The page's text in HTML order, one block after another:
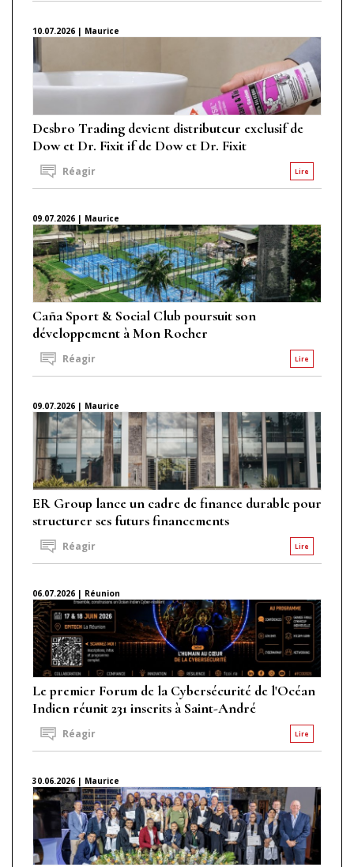
10.07.2026 | Maurice
Desbro Trading devient distributeur exclusif de
Dow et Dr. Fixit if de Dow et Dr. Fixit
Lire
Réagir
09.07.2026 | Maurice
Caña Sport & Social Club poursuit son
développement à Mon Rocher
Lire
Réagir
09.07.2026 | Maurice
ER Group lance un cadre de finance durable pour
structurer ses futurs financements
Lire
Réagir
06.07.2026 | Réunion
Le premier Forum de la Cybersécurité de l'Océan
Indien réunit 231 inscrits à Saint-André
Lire
Réagir
30.06.2026 | Maurice